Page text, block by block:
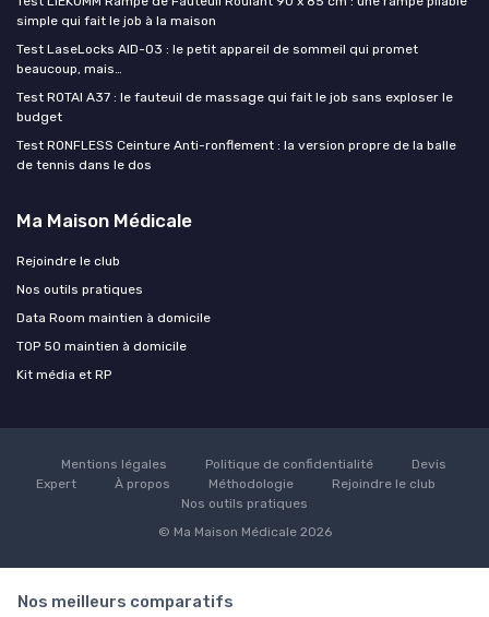
simple qui fait le job à la maison
Test LaseLocks AID-03 : le petit appareil de sommeil qui promet
beaucoup, mais…
Test ROTAI A37 : le fauteuil de massage qui fait le job sans exploser le
budget
Test RONFLESS Ceinture Anti-ronflement : la version propre de la balle
de tennis dans le dos
Ma Maison Médicale
Rejoindre le club
Nos outils pratiques
Data Room maintien à domicile
TOP 50 maintien à domicile
Kit média et RP
Mentions légales Politique de confidentialité
Devis
Expert
À propos Méthodologie
Rejoindre le club
Nos outils pratiques
© Ma Maison Médicale 2026
Nos meilleurs comparatifs